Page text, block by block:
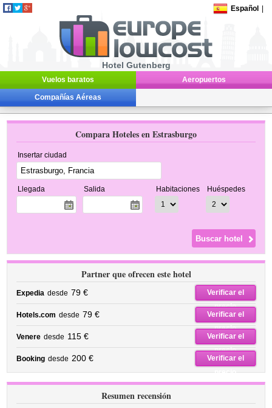
Español
Hotel Gutenberg
Vuelos baratos Aeropuertos
Compañías Aéreas
Compara Hoteles en Estrasburgo
Insertar ciudad
Llegada Salida Habitaciones Huéspedes
Partner que ofrecen este hotel
Expedia desde 79 €
Verificar el
precio
Hotels.com desde 79 €
Verificar el
precio
Venere desde 115 €
Verificar el
precio
Booking desde 200 €
Verificar el
precio
Resumen recensión